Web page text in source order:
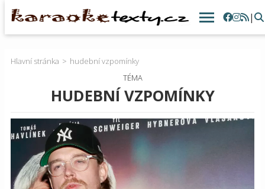
|
Hlavní stránka
hudební vzpomínky
TÉMA
HUDEBNÍ VZPOMÍNKY